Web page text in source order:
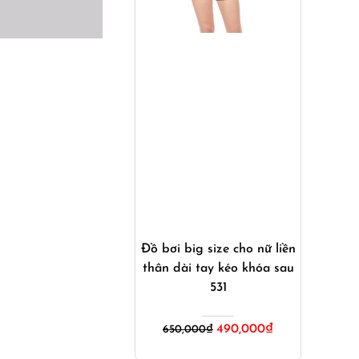
Đồ bơi big size cho nữ liền
thân dài tay kéo khóa sau
531
650,000₫ Giá
490,000₫Giá